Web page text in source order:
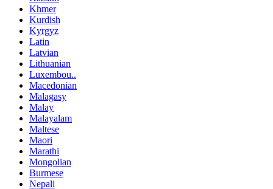
Khmer
Kurdish
Kyrgyz
Latin
Latvian
Lithuanian
Luxembou..
Macedonian
Malagasy
Malay
Malayalam
Maltese
Maori
Marathi
Mongolian
Burmese
Nepali